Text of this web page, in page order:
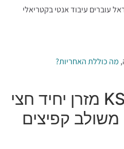
עוברים עיבוד אנטי בקטריאלי
מה כוללת האחריות?
KS מזרן יחיד חצי
משולב קפיצים